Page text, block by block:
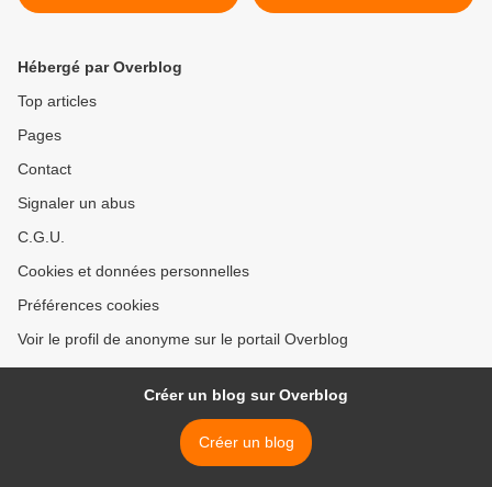
communistes de Cuba et du
syndicales et civiles
Hébergé par Overblog
Top articles
Pages
Contact
Signaler un abus
C.G.U.
Cookies et données personnelles
Préférences cookies
Voir le profil de anonyme sur le portail Overblog
Créer un blog sur Overblog
Créer un blog